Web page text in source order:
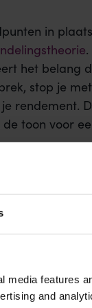
features
and
in plaats
.
het belang
stop je met
rendement.
toon voor
video over
te
te vragen.